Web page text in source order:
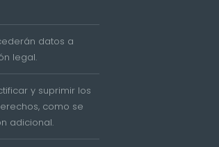
datos a
legal.
y suprimir los
como se
adicional.